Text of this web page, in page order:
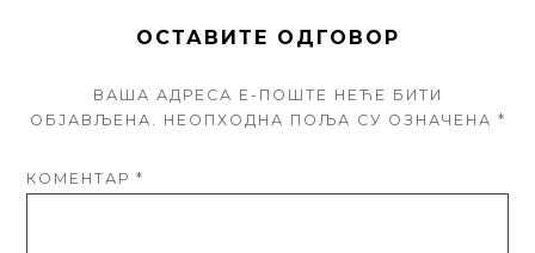
ОСТАВИТЕ ОДГОВОР
ВАША АДРЕСА Е-ПОШТЕ НЕЋЕ БИТИ
ОБЈАВЉЕНА. НЕОПХОДНА ПОЉА СУ ОЗНАЧЕНА *
КОМЕНТАР*